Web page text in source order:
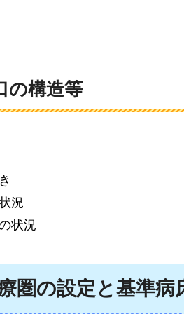
の構造等
況
状況
圏の設定と基準病